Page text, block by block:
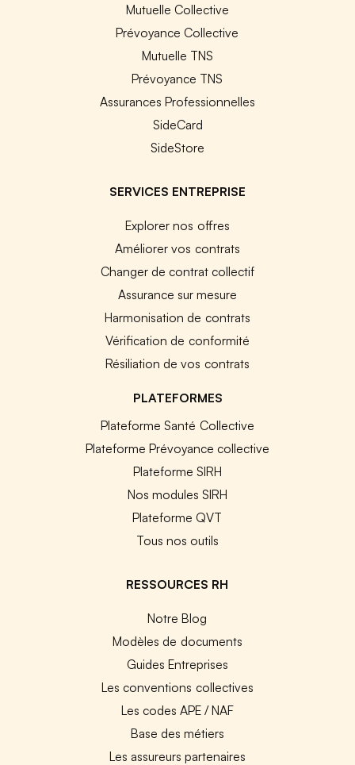
Mutuelle Collective
Prévoyance Collective
Mutuelle TNS
Prévoyance TNS
Assurances Professionnelles
SideCard
SideStore
SERVICES ENTREPRISE
Explorer nos offres
Améliorer vos contrats
Changer de contrat collectif
Assurance sur mesure
Harmonisation de contrats
Vérification de conformité
Résiliation de vos contrats
PLATEFORMES
Plateforme Santé Collective
Plateforme Prévoyance collective
Plateforme SIRH
Nos modules SIRH
Plateforme QVT
Tous nos outils
RESSOURCES RH
Notre Blog
Modèles de documents
Guides Entreprises
Les conventions collectives
Les codes APE / NAF
Base des métiers
Les assureurs partenaires